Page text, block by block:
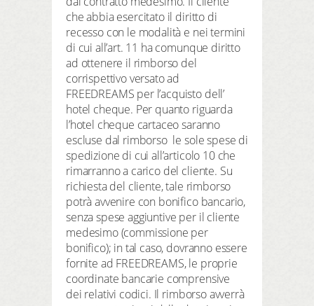
che abbia esercitato il diritto di
recesso con le modalità e nei termini
di cui all’art. 11 ha comunque diritto
ad ottenere il rimborso del
corrispettivo versato ad
FREEDREAMS per l’acquisto dell’
hotel cheque. Per quanto riguarda
l’hotel cheque cartaceo saranno
escluse dal rimborso le sole spese di
spedizione di cui all’articolo 10 che
rimarranno a carico del cliente. Su
richiesta del cliente, tale rimborso
potrà avvenire con bonifico bancario,
senza spese aggiuntive per il cliente
medesimo (commissione per
bonifico); in tal caso, dovranno essere
fornite ad FREEDREAMS, le proprie
coordinate bancarie comprensive
dei relativi codici. Il rimborso avverrà